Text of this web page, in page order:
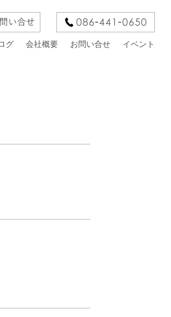
グ 会社概要 お問い合せ イベント